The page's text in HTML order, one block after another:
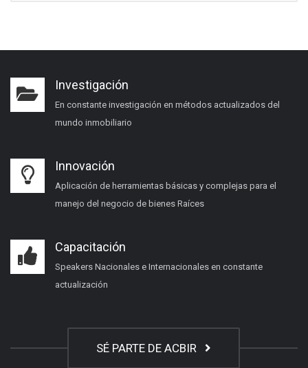
Investigación
En constante investigación en métodos actualizados del
mundo inmobiliario
Innovación
Aplicación de herramientas básicas y complejas para el
manejo del negocio de bienes Raíces
Capacitación
Speakers Nacionales e Internacionales en constante
actualización
SÉ PARTE DE ACBIR